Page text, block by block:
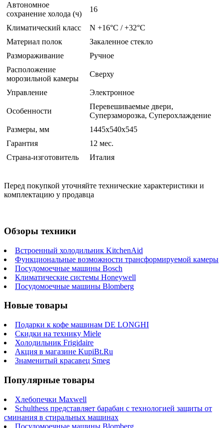
Автономное
сохранение холода (ч)
16
Климатический класс
N +16°C / +32°C
Материал полок
Закаленное стекло
Размораживание
Ручное
Расположение
морозильной камеры
Сверху
Управление Электронное
Особенности
Перевешиваемые двери,
Суперзаморозка, Суперохлаждение
Размеры, мм
1445х540х545
Гарантия
12 мес.
Страна-изготовитель
Италия
Перед покупкой уточняйте технические характеристики и
комплектацию у продавца
Обзоры техники
Встроенный холодильник KitchenAid
Функциональные возможности трансформируемой камеры
Посудомоечные машины Bosch
Климатические системы Honeywell
Посудомоечные машины Blomberg
Новые товары
Подарки к кофе машинам DE LONGHI
Скидки на технику Miele
Холодильник Frigidaire
Акция в магазине KupiBt.Ru
Знаменитый красавец Smeg
Популярные товары
Хлебопечки Maxwell
Schulthess представляет барабан с технологией защиты от
сминания в стиральных машинах
Посудомоечные машины Blomberg